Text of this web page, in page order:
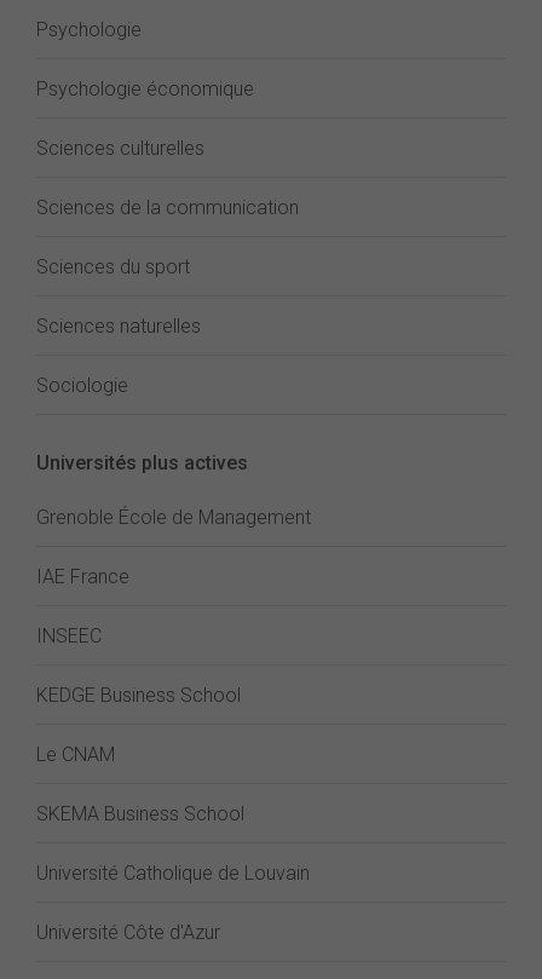
Psychologie
Psychologie économique
Sciences culturelles
Sciences de la communication
Sciences du sport
Sciences naturelles
Sociologie
Universités plus actives
Grenoble École de Management
IAE France
INSEEC
KEDGE Business School
Le CNAM
SKEMA Business School
Université Catholique de Louvain
Université Côte d'Azur